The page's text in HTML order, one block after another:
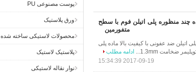
پوست مصنوعی PU
ورق پلاستیک
محصولات لاستیکی ساخته شده
پلاستیک لاستیک
نوار نقاله لاستیکی
چند منظوره پلی اتیلن فوم با سطح
متفورمین
اتیلن ضد عفونی با کیفیت بالا ماده پلی
ادامه مطلب
2017-09-19 15:34:39